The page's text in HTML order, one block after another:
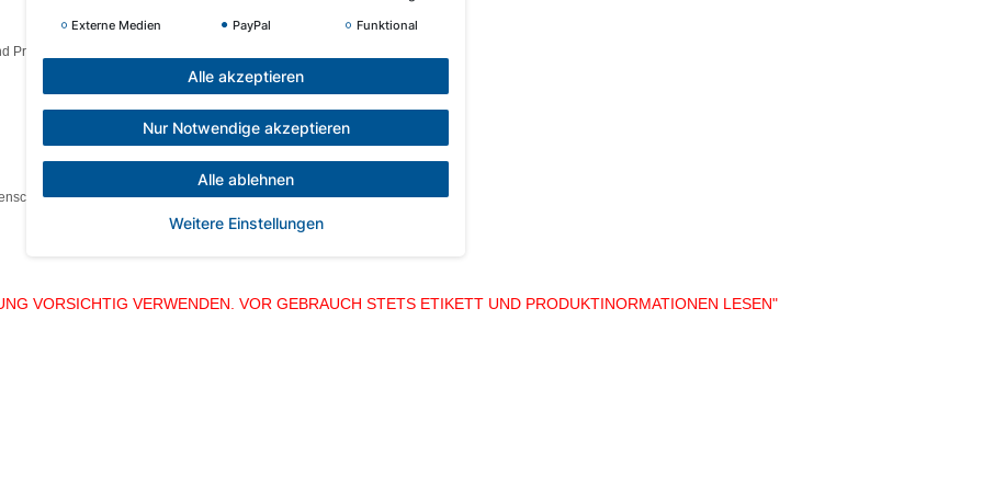
Produktinformationen lesen.
VORSICHTIG VERWENDEN. VOR GEBRAUCH STETS ETIKETT UND PRODUKTINORMATIONEN LESEN"
Externe Medien
PayPal Funktional
Alle akzeptieren
Nur Notwendige akzeptieren
Alle ablehnen
Weitere Einstellungen